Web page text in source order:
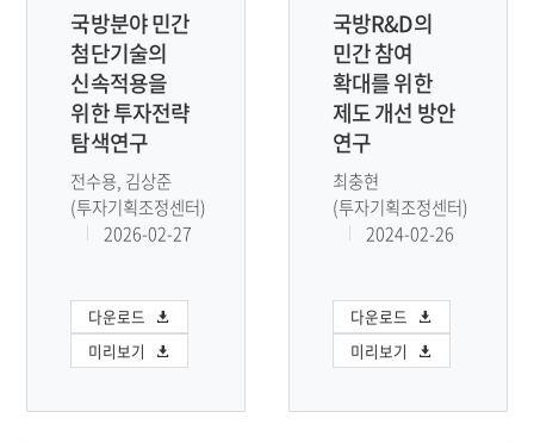
국방분야 민간
첨단기술의
신속적용을
위한 투자전략
탐색연구
전수용, 김상준
(투자기획조정센터)
2026-02-27
다운로드
미리보기
국방R&D의
민간 참여
확대를 위한
제도 개선 방안
연구
최충현
(투자기획조정센터)
2024-02-26
다운로드
미리보기